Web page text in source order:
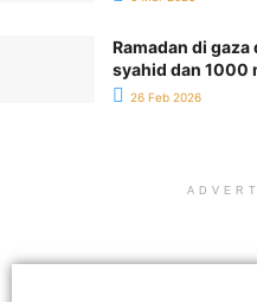
Ramadan di
syahid dan 1000
26 Feb 2026